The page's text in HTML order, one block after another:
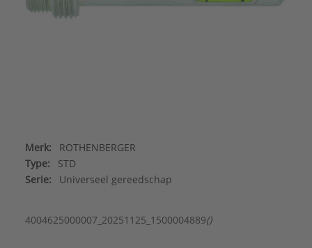
Merk:
ROTHENBERGER
Type:
STD
Serie:
Universeel gereedschap
4004625000007_20251125_1500004889()